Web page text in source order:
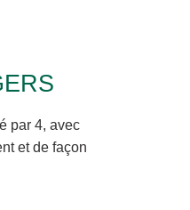
par 4, avec
et de façon